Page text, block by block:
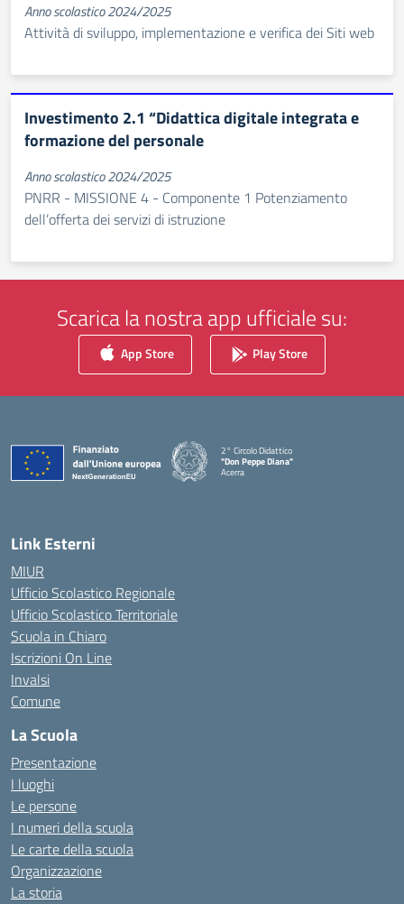
Anno scolastico 2024/2025
Attività di sviluppo, implementazione e verifica dei Siti web
Investimento 2.1 “Didattica digitale integrata e
formazione del personale
Anno scolastico 2024/2025
PNRR - MISSIONE 4 - Componente 1 Potenziamento
dell’offerta dei servizi di istruzione
Scarica la nostra app ufficiale su:
App Store Play Store
2° Circolo Didattico
"Don Peppe Diana"
Acerra
Link Esterni
MIUR
Ufficio Scolastico Regionale
Ufficio Scolastico Territoriale
Scuola in Chiaro
Iscrizioni On Line
Invalsi
Comune
La Scuola
Presentazione
I luoghi
Le persone
I numeri della scuola
Le carte della scuola
Organizzazione
La storia